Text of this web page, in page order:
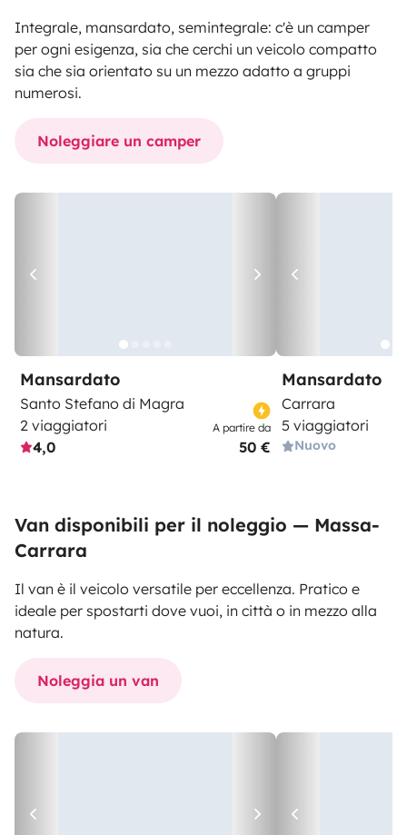
Integrale, mansardato, semintegrale: c'è un camper
per ogni esigenza, sia che cerchi un veicolo compatto
sia che sia orientato su un mezzo adatto a gruppi
numerosi.
Noleggiare un camper
Mansardato
Santo Stefano di Magra
2 viaggiatori
4,0
A partire da
50 €
Mansardato
Carrara
5 viaggiatori
Nuovo
Van disponibili per il noleggio — Massa-
Carrara
Il van è il veicolo versatile per eccellenza. Pratico e
ideale per spostarti dove vuoi, in città o in mezzo alla
natura.
Noleggia un van